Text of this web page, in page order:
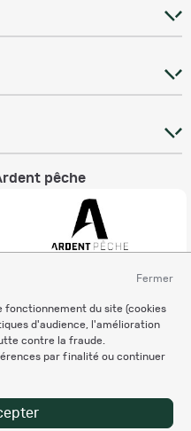
Fermer
fonctionnement du site (cookies
d'audience, l'amélioration
contre la fraude.
par finalité ou continuer
pêche